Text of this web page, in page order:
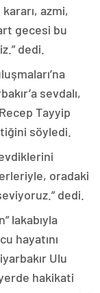
azmi,
gecesi bu
dedi.
sevdalı,
Tayyip
söyledi.
oradaki
dedi.
lakabıyla
hayatını
Ulu
hakikati